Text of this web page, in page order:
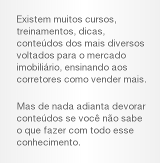
Existem muitos cursos,
treinamentos, dicas,
conteúdos dos mais diversos
voltados para o mercado
imobiliário, ensinando aos
corretores como vender mais.
Mas de nada adianta devorar
conteúdos se você não sabe
o que fazer com todo esse
conhecimento.